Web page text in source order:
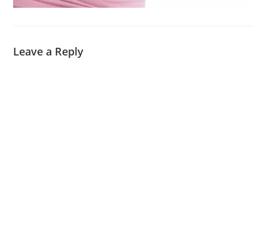
Leave a Reply